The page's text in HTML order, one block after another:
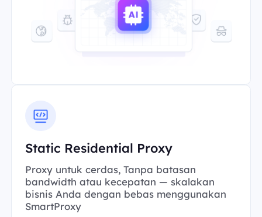
Static Residential Proxy
Proxy untuk cerdas, Tanpa batasan
bandwidth atau kecepatan — skalakan
bisnis Anda dengan bebas menggunakan
SmartProxy